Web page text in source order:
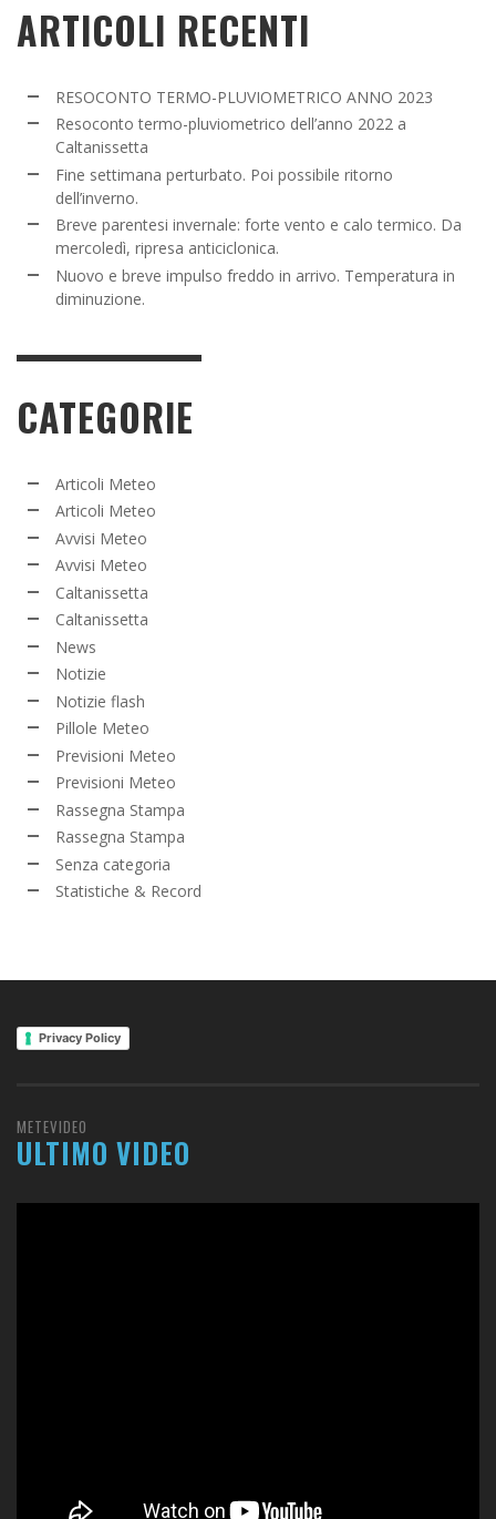
ARTICOLI RECENTI
RESOCONTO TERMO-PLUVIOMETRICO ANNO 2023
Resoconto termo-pluviometrico dell’anno 2022 a
Caltanissetta
Fine settimana perturbato. Poi possibile ritorno
dell’inverno.
Breve parentesi invernale: forte vento e calo termico. Da
mercoledì, ripresa anticiclonica.
Nuovo e breve impulso freddo in arrivo. Temperatura in
diminuzione.
CATEGORIE
Articoli Meteo
Articoli Meteo
Avvisi Meteo
Avvisi Meteo
Caltanissetta
Caltanissetta
News
Notizie
Notizie flash
Pillole Meteo
Previsioni Meteo
Previsioni Meteo
Rassegna Stampa
Rassegna Stampa
Senza categoria
Statistiche & Record
Privacy Policy
METEVIDEO
ULTIMO VIDEO